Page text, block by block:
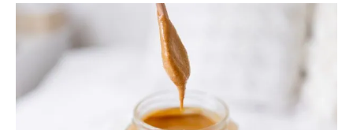
Descarca povestirea Floare
Albastra!